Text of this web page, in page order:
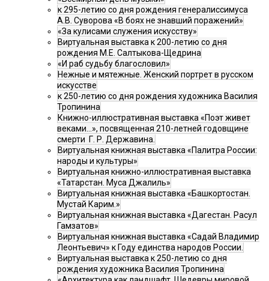
к 295-летию со дня рождения генералиссимуса
А.В. Суворова «В боях не знавший поражений»
«За кулисами служения искусству»
Виртуальная выставка к 200-летию со дня
рождения М.Е. Салтыкова-Щедрина
«И раб судьбу благословил»
Нежные и мятежные. Женский портрет в русском
искусстве
к 250-летию со дня рождения художника Василия
Тропинина
Книжно-иллюстративная выставка «Поэт живет
веками…», посвященная 210-летней годовщине
смерти Г. Р. Державина.
Виртуальная книжная выставка «Палитра России:
народы и культуры»
Виртуальная книжно-иллюстративная выставка
«Татарстан. Муса Джалиль»
Виртуальная книжная выставка «Башкортостан.
Мустай Карим.»
Виртуальная книжная выставка «Дагестан. Расул
Гамзатов»
Виртуальная книжная выставка «Садай Владимир
Леонтьевич» к Году единства народов России.
Виртуальная выставка к 250-летию со дня
рождения художника Василия Тропинина